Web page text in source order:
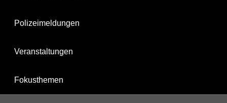
Polizeimeldungen
Veranstaltungen
Fokusthemen